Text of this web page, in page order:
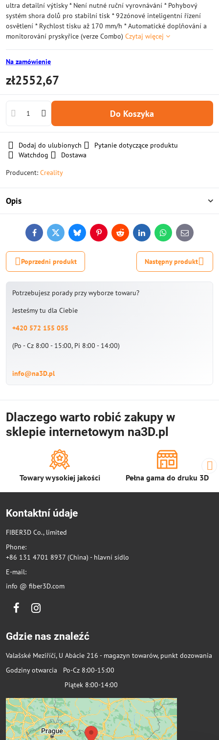
ultra detailní výtisky * Není nutné ruční vyrovnávání * Pohybový
systém shora dolů pro stabilní tisk * 92zónové inteligentní řízení
osvětlení * Rychlost tisku až 170 mm/h * Automatické doplňování a
monitorování pryskyřice (verze Combo) Czytaj więcej
Na zamówienie
zł2552,67
Do Koszyka
Dodaj do ulubionych
Pytanie dotyczące produktu
Watchdog
Dostawa
Producent: Creality
Opis
FacebookTwitterBlueskyPinterestReddit LinkedInWhatsApp
E-
mail
Poprzedni produkt Następny produkt
Potrzebujesz porady przy wyborze towaru?
Jesteśmy tu dla Ciebie
+420 572 155 055
(Po - Cz 8:00 - 15:00, Pi 8:00 - 14:00)
info@na3D.pl
Dlaczego warto robić zakupy w
sklepie internetowym na3D.pl
Towary wysokiej jakości Pełna gama do druku 3D
Kontaktní údaje
FIBER3D Co., limited
Phone:
+86 131 4701 8937 (China) - hlavní sídlo
E-mail:
info @ fiber3D.com
FacebookInstagram
Gdzie nas znaleźć
Valašské Meziříčí, U Abácie 216 - magazyn towarów, punkt dozowania
Godziny otwarcia Po-Cz 8:00-15:00
Piątek 8:00-14:00